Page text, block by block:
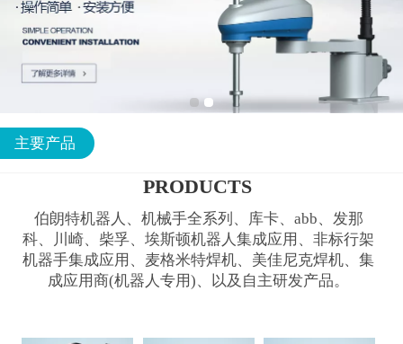
主要产品
伯朗特机器人、机械手全系列、库卡、abb、发那
科、川崎、柴孚、埃斯顿机器人集成应用、非标行架
机器手集成应用、麦格米特焊机、美佳尼克焊机、集
成应用商(机器人专用)、以及自主研发产品。
PRODUCTS